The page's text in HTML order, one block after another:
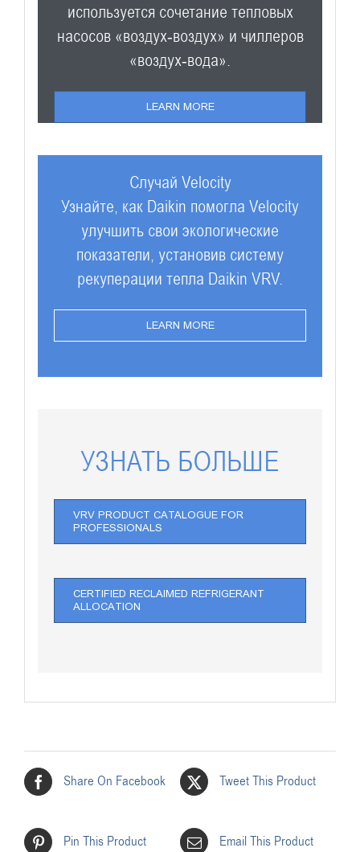
используется сочетание тепловых
насосов «воздух-воздух» и чиллеров
«воздух-вода».
LEARN MORE
Случай Velocity
Узнайте, как Daikin помогла Velocity
улучшить свои экологические
показатели, установив систему
рекуперации тепла Daikin VRV.
LEARN MORE
УЗНАТЬ БОЛЬШЕ
VRV PRODUCT CATALOGUE FOR
PROFESSIONALS
CERTIFIED RECLAIMED REFRIGERANT
ALLOCATION
Share On Facebook Tweet This Product
Pin This Product Email This Product